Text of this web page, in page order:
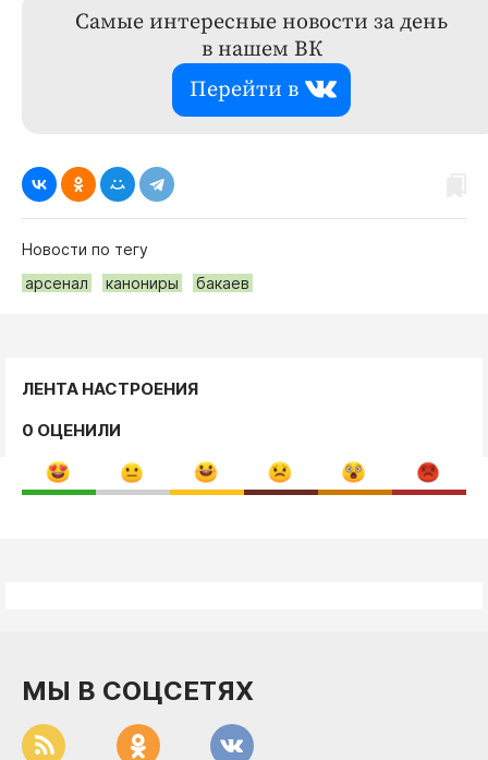
Самые интересные новости за день
в нашем ВК
Перейти в
Новости по тегу
арсенал
канониры бакаев
ЛЕНТА НАСТРОЕНИЯ
0 ОЦЕНИЛИ
МЫ В СОЦСЕТЯХ